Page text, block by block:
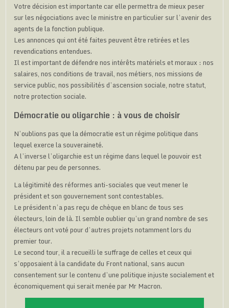
Votre décision est importante car elle permettra de mieux peser
sur les négociations avec le ministre en particulier sur l’avenir des
agents de la fonction publique.
Les annonces qui ont été faites peuvent être retirées et les
revendications entendues.
Il est important de défendre nos intérêts matériels et moraux : nos
salaires, nos conditions de travail, nos métiers, nos missions de
service public, nos possibilités d’ascension sociale, notre statut,
notre protection sociale.
Démocratie ou oligarchie : à vous de choisir
N’oublions pas que la démocratie est un régime politique dans
lequel exerce la souveraineté.
A l’inverse l’oligarchie est un régime dans lequel le pouvoir est
détenu par peu de personnes.
La légitimité des réformes anti-sociales que veut mener le
président et son gouvernement sont contestables.
Le président n’a pas reçu de chèque en blanc de tous ses
électeurs, loin de là. Il semble oublier qu’un grand nombre de ses
électeurs ont voté pour d’autres projets notamment lors du
premier tour.
Le second tour, il a recueilli le suffrage de celles et ceux qui
s’opposaient à la candidate du Front national, sans aucun
consentement sur le contenu d’une politique injuste socialement et
économiquement qui serait menée par Mr Macron.